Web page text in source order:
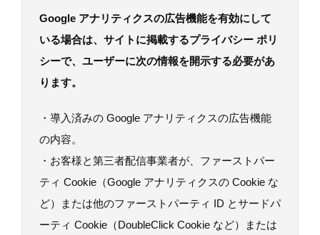
Google アナリティクスの広告機能を有効にして
いる場合は、サイトに掲載するプライバシー ポリ
シーで、ユーザーに次の情報を開示する必要があ
ります。
・導入済みの Google アナリティクスの広告機能
の内容。
・お客様と第三者配信事業者が、ファーストパー
ティ Cookie（Google アナリティクスの Cookie な
ど）または他のファーストパーティ ID とサードパ
ーティ Cookie（DoubleClick Cookie など）または